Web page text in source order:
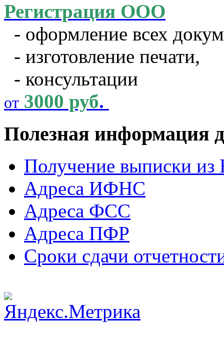
Регистрация ООО
- оформление всех
- изготовление печати,
- консультации
от 3000 руб.
Полезная информация
Получение выписки
Адреса ИФНС
Адреса ФСС
Адреса ПФР
Сроки сдачи